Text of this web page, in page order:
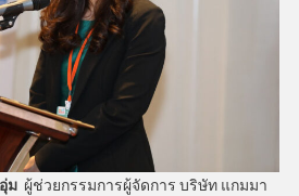
มผู้ช่วยกรรมการผู้จัดการ บริษัท แกมมา